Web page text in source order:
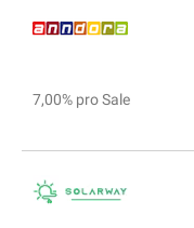
7,00% pro Sale